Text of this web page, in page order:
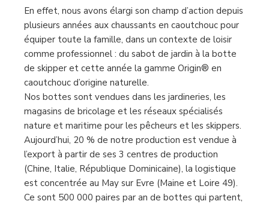
En effet, nous avons élargi son champ d’action depuis
plusieurs années aux chaussants en caoutchouc pour
équiper toute la famille, dans un contexte de loisir
comme professionnel : du sabot de jardin à la botte
de skipper et cette année la gamme Origin® en
caoutchouc d’origine naturelle.
Nos bottes sont vendues dans les jardineries, les
magasins de bricolage et les réseaux spécialisés
nature et maritime pour les pêcheurs et les skippers.
Aujourd’hui, 20 % de notre production est vendue à
l’export à partir de ses 3 centres de production
(Chine, Italie, République Dominicaine), la logistique
est concentrée au May sur Evre (Maine et Loire 49).
Ce sont 500 000 paires par an de bottes qui partent,